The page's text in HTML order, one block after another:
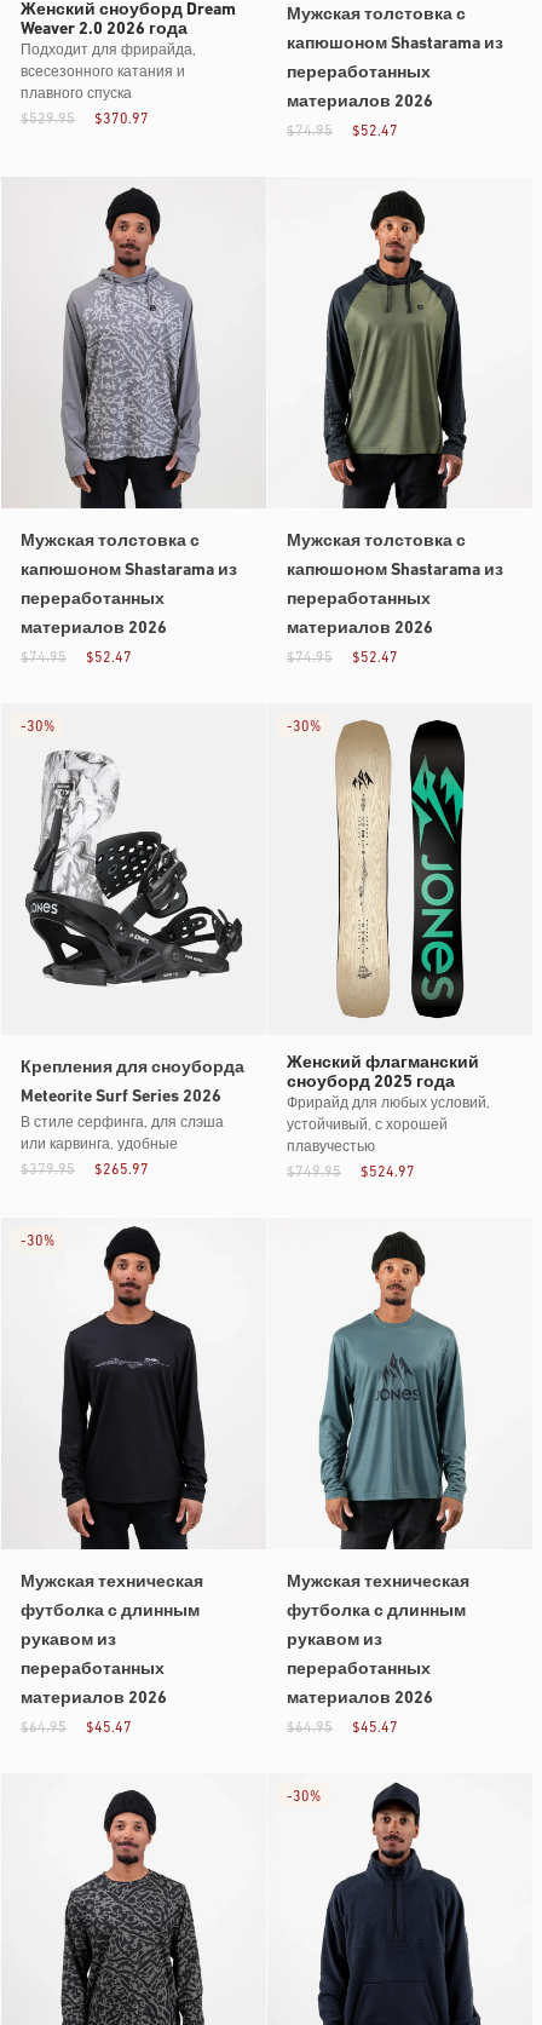
Женский сноуборд Dream
Weaver 2.0 2026 года
Подходит для фрирайда,
всесезонного катания и
плавного спуска
$370.97
$529.95
Мужская толстовка с
капюшоном Shastarama из
переработанных
материалов 2026
$52.47
$74.95
Мужская толстовка с
капюшоном Shastarama из
переработанных
материалов 2026
$52.47
$74.95
Мужская толстовка с
капюшоном Shastarama из
переработанных
материалов 2026
$52.47
$74.95
Крепления для сноуборда
Meteorite Surf Series 2026
В стиле серфинга, для слэша
или карвинга, удобные
$265.97
$379.95
-30%
Женский флагманский
сноуборд 2025 года
Фрирайд для любых условий,
устойчивый, с хорошей
плавучестью
$524.97
$749.95
-30%
Мужская техническая
футболка с длинным
рукавом из
переработанных
материалов 2026
$45.47
$64.95
-30%
Мужская техническая
футболка с длинным
рукавом из
переработанных
материалов 2026
$45.47
$64.95
-30%